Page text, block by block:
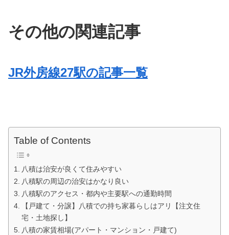
その他の関連記事
JR外房線27駅の記事一覧
Table of Contents
八積は治安が良くて住みやすい
八積駅の周辺の治安はかなり良い
八積駅のアクセス・都内や主要駅への通勤時間
【戸建て・分譲】八積での持ち家暮らしはアリ【注文住
宅・土地探し】
八積の家賃相場(アパート・マンション・戸建て)